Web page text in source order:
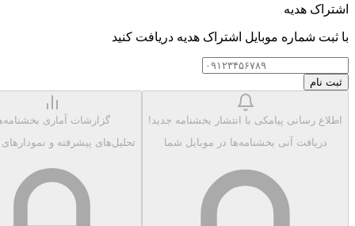
اشتراک هدیه
با ثبت شماره موبایل اشتراک هدیه دریافت کنید
ثبت نام
اطلاع رسانی پیامکی با انتشار بخشنامه جدید!
دریافت آنی بخشنامه‌ها در موبایل شما
گزارشات آماری
تحلیل‌های پیشرفته و نمودارهای